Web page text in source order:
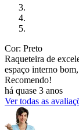
Cor: Preto
Raqueteira de
espaço interno
Recomendo!
há quase 3 anos
Ver todas as